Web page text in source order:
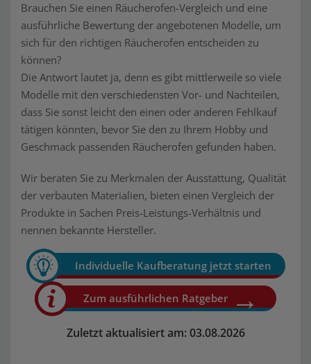
Brauchen Sie einen Räucherofen-Vergleich und eine
ausführliche Bewertung der angebotenen Modelle, um
sich für den richtigen Räucherofen entscheiden zu
können?
Die Antwort lautet ja, denn es gibt mittlerweile so viele
Modelle mit den verschiedensten Vor- und Nachteilen,
dass Sie sonst leicht den einen oder anderen Fehlkauf
tätigen könnten, bevor Sie den zu Ihrem Hobby und
Geschmack passenden Räucherofen gefunden haben.
Wir beraten Sie zu Merkmalen der Ausstattung, Qualität
der verbauten Materialien, bieten einen Vergleich der
Produkte in Sachen Preis-Leistungs-Verhältnis und
nennen bekannte Hersteller.
Individuelle Kaufberatung jetzt starten
Zum ausführlichen Ratgeber
Zuletzt aktualisiert am: 03.08.2026